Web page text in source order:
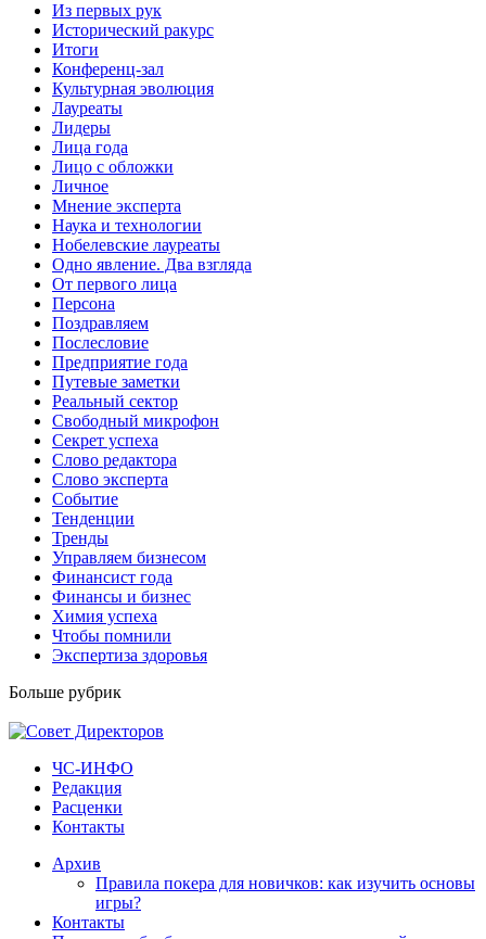
Из первых рук
Исторический ракурс
Итоги
Конференц-зал
Культурная эволюция
Лауреаты
Лидеры
Лица года
Лицо с обложки
Личное
Мнение эксперта
Наука и технологии
Нобелевские лауреаты
Одно явление. Два взгляда
От первого лица
Персона
Поздравляем
Послесловие
Предприятие года
Путевые заметки
Реальный сектор
Свободный микрофон
Секрет успеха
Слово редактора
Слово эксперта
Событие
Тенденции
Тренды
Управляем бизнесом
Финансист года
Финансы и бизнес
Химия успеха
Чтобы помнили
Экспертиза здоровья
Больше рубрик
ЧС-ИНФО
Редакция
Расценки
Контакты
Архив
Правила покера для новичков: как изучить основы
игры?
Контакты